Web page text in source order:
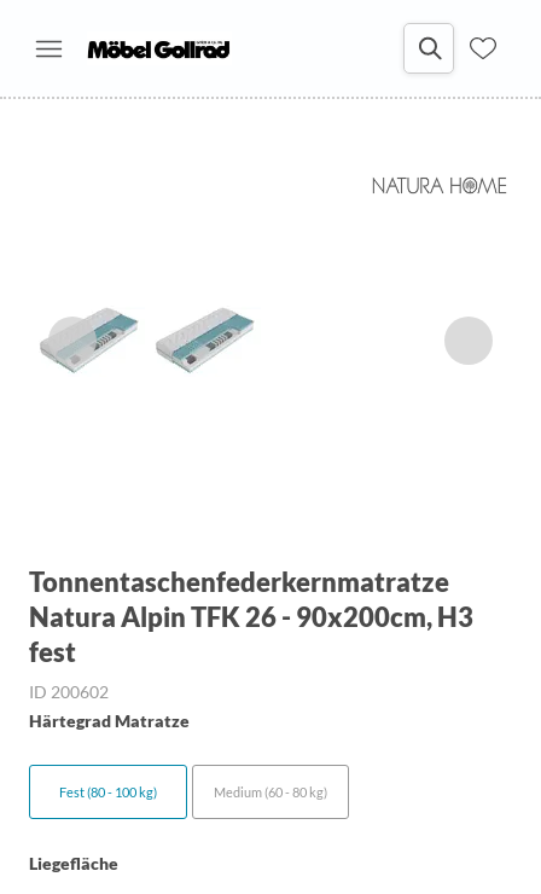
Tonnentaschenfederkernmatratze
Natura Alpin TFK 26 - 90x200cm, H3
fest
ID 200602
Härtegrad Matratze
Fest (80 - 100 kg) Medium (60 - 80 kg)
Liegefläche